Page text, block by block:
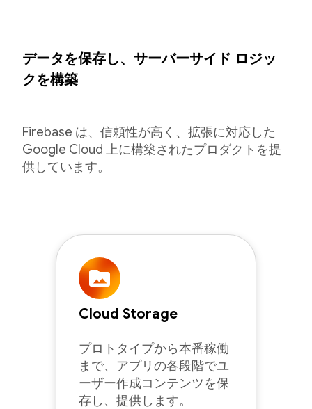
データを保存し、サーバーサイド ロジッ
クを構築
Firebase は、信頼性が高く、拡張に対応した
Google Cloud 上に構築されたプロダクトを提
供しています。
Cloud Storage
プロトタイプから本番稼働
まで、アプリの各段階でユ
ーザー作成コンテンツを保
存し、提供します。